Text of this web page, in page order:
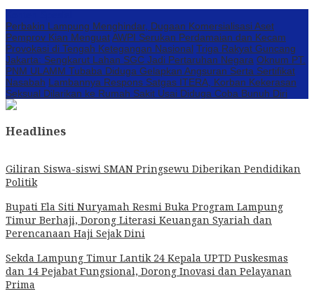
Perbakin Lampung Menghindar, Dugaan Komersialisasi Aset
Pemprov Kian MenguatAWPI Serukan Perdamaian dan Kecam
Provokasi di Tengah Ketegangan Nasional Triga Rakyat Guncang
Jakarta: Sengkarut Lahan SGC Jadi Pertaruhan Negara Oknum PT.
PNM ULAMM Tubaba Diduga Gelapkan Angsuran Serta Sertifikat
Nasabah Lambannya Respons Satgas ITERA, Korban Kekerasan
Seksual Dilarikan ke Rumah Sakit Usai Diduga Coba Bunuh Diri
Headlines
Giliran Siswa-siswi SMAN Pringsewu Diberikan Pendidikan
Politik
Bupati Ela Siti Nuryamah Resmi Buka Program Lampung
Timur Berhaji, Dorong Literasi Keuangan Syariah dan
Perencanaan Haji Sejak Dini
Sekda Lampung Timur Lantik 24 Kepala UPTD Puskesmas
dan 14 Pejabat Fungsional, Dorong Inovasi dan Pelayanan
Prima